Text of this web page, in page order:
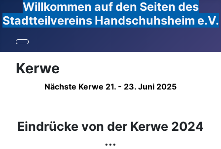
Willkommen auf den Seiten des
Stadtteilvereins Handschuhsheim e.V.
Kerwe
Nächste Kerwe 21. - 23. Juni 2025
Eindrücke von der Kerwe 2024
...